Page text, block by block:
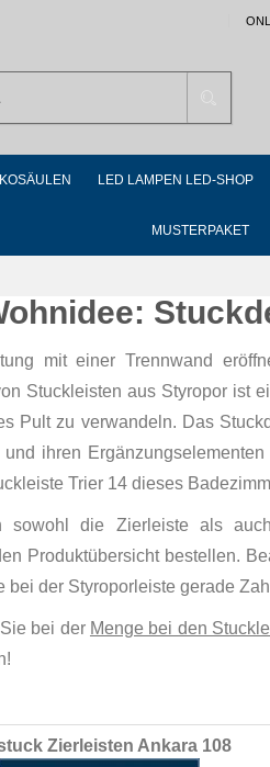
LED LAMPEN LED-SHOP
MUSTERPAKET
mit einer Trennwand
Stuckleisten aus Styropor ist
Pult zu verwandeln. Das
ihren
Trier 14 dieses
sowohl die Zierleiste als
Produktübersicht bestellen.
bei der Styroporleiste gerade
bei der Menge bei den
Zierleisten Ankara 108